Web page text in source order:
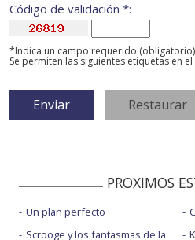
Código de validación *:
*Indica un campo requerido (obligatorio)
Se permiten las siguientes etiquetas en
PROXIMOS
Un plan perfecto
Scrooge y los fantasmas de la